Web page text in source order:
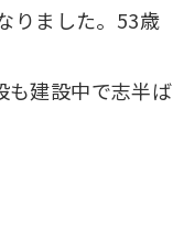
りました。53歳
も建設中で志半ば